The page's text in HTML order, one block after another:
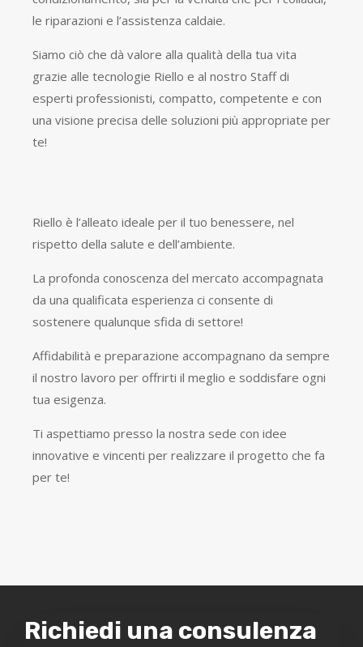
le riparazioni e l’assistenza caldaie.
Siamo ciò che dà valore alla qualità della tua vita
grazie alle tecnologie Riello e al nostro Staff di
esperti professionisti, compatto, competente e con
una visione precisa delle soluzioni più appropriate per
te!
​Riello è l’alleato ideale per il tuo benessere, nel
rispetto della salute e dell’ambiente.
La profonda conoscenza del mercato accompagnata
da una qualificata esperienza ci consente di
sostenere qualunque sfida di settore!
Affidabilità e preparazione accompagnano da sempre
il nostro lavoro per offrirti il meglio e soddisfare ogni
tua esigenza.
Ti aspettiamo presso la nostra sede con idee
innovative e vincenti per realizzare il progetto che fa
per te!
Richiedi una consulenza